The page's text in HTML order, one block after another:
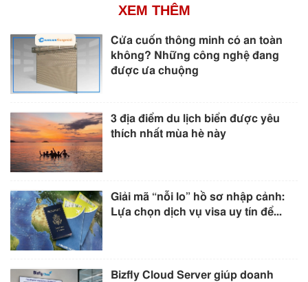
XEM THÊM
Cửa cuốn thông minh có an toàn
không? Những công nghệ đang
được ưa chuộng
3 địa điểm du lịch biển được yêu
thích nhất mùa hè này
Giải mã “nỗi lo” hồ sơ nhập cảnh:
Lựa chọn dịch vụ visa uy tín để...
Bizfly Cloud Server giúp doanh